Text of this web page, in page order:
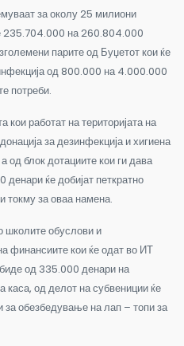
за околу 25 милиони
235.704.000 на 260.804.000
парите од Буџетот кои ќе
од 800.000 на 4.000.000
потреби.
работат на територијата на
за дезинфекција и хигиена
од блок дотациите кои ги дава
ќе добијат петкратно
токму за оваа намена.
обуслови и
финансиите кои ќе одат во ИТ
од 335.000 денари на
од делот на субвениции ќе
обезбедување на лап – топи за